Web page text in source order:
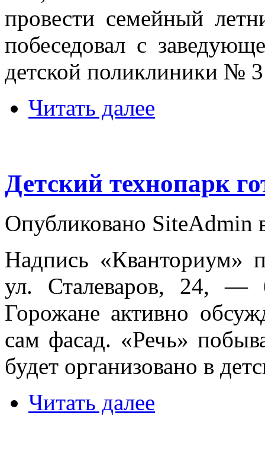
провести семейный
побеседовал с
детской поликлиники
Читать далее
Детский технопарк
Опубликовано SiteAdmin
Надпись «Кванториум»
ул. Сталеваров, 24, —
Горожане активно
сам фасад. «Речь»
будет организовано в
Читать далее